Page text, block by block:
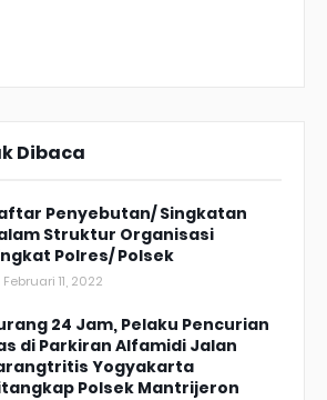
Dibaca
Penyebutan/ Singkatan
Struktur Organisasi
Polres/ Polsek
Februari 11, 2022
24 Jam, Pelaku Pencurian
di Parkiran Alfamidi Jalan
Yogyakarta
Polsek Mantrijeron